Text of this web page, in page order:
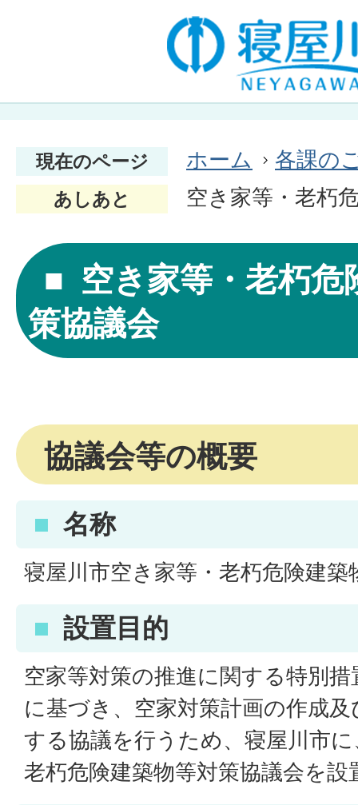
現在のページ ホーム 各課の
あしあと 空き家等・老朽
空き家等・老朽危
策協議会
協議会等の概要
名称
寝屋川市空き家等・老朽危険建築
設置目的
空家等対策の推進に関する特別
に基づき、空家対策計画の作成
する協議を行うため、寝屋川市
老朽危険建築物等対策協議会を設